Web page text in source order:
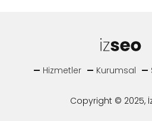
Hizmetler Kurumsal
Copyright © 2025,